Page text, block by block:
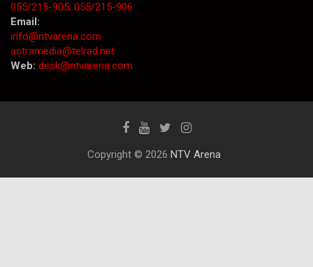
055/215-905; 055/215-906
Email:
info@ntvarena.com
astramedia@telrad.net
Web: desk@ntvarena.com
Copyright © 2026 NTV Arena